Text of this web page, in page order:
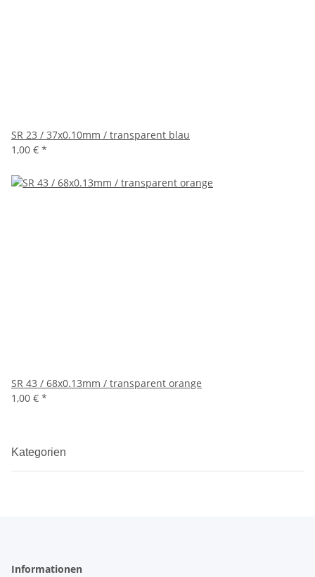
SR 23 / 37x0.10mm / transparent blau
1,00 € *
SR 43 / 68x0.13mm / transparent orange
1,00 € *
Kategorien
Informationen